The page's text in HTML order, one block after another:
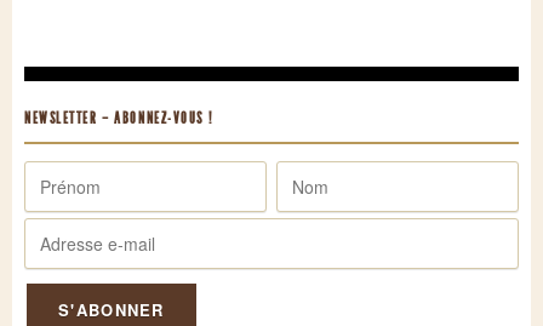
NEWSLETTER – ABONNEZ-VOUS !